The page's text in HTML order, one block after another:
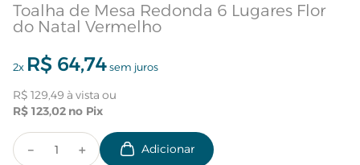
Toalha de Mesa Redonda 6 Lugares Flor
do Natal Vermelho
2x R$ 64,74sem juros
R$ 129,49
R$ 123,02
＋
－